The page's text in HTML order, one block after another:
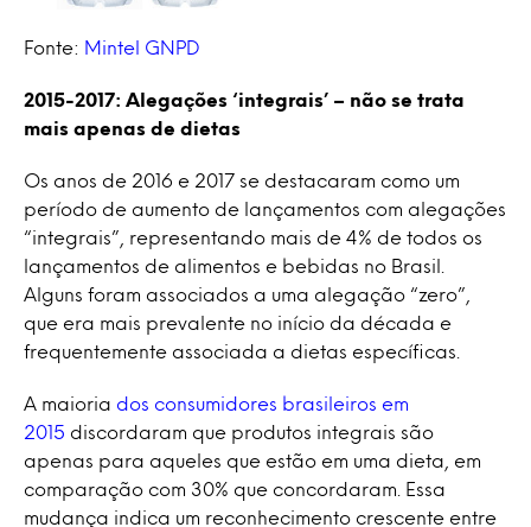
Fonte: Mintel GNPD
2015-2017: Alegações ‘integrais’ – não se trata
mais apenas de dietas
Os anos de 2016 e 2017 se destacaram como um
período de aumento de lançamentos com alegações
“integrais”, representando mais de 4% de todos os
lançamentos de alimentos e bebidas no Brasil.
Alguns foram associados a uma alegação “zero”,
que era mais prevalente no início da década e
frequentemente associada a dietas específicas.
A maioria dos consumidores brasileiros em
2015 discordaram que produtos integrais são
apenas para aqueles que estão em uma dieta, em
comparação com 30% que concordaram. Essa
mudança indica um reconhecimento crescente entre